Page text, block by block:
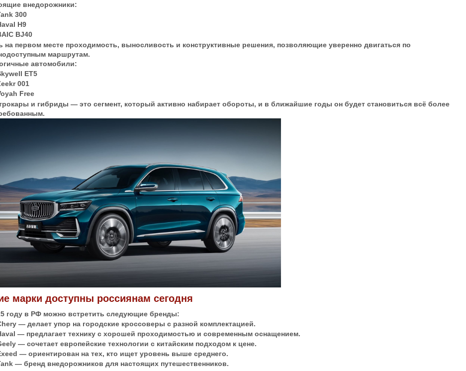
внедорожники:
300
H9
BJ40
на первом месте проходимость, выносливость и конструктивные решения, позволяющие уверенно двигаться по
маршрутам.
автомобили:
ET5
001
Free
и гибриды — это сегмент, который активно набирает обороты, и в ближайшие годы он будет становиться всё более
марки доступны россиянам сегодня
году в РФ можно встретить следующие бренды:
— делает упор на городские кроссоверы с разной комплектацией.
— предлагает технику с хорошей проходимостью и современным оснащением.
— сочетает европейские технологии с китайским подходом к цене.
— ориентирован на тех, кто ищет уровень выше среднего.
— бренд внедорожников для настоящих путешественников.